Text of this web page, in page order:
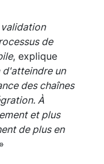
de
, explique
un
des chaînes
À
et plus
de plus en
»